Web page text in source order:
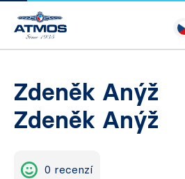
Zdeněk Anýž
Zdeněk Anýž
0 recenzí